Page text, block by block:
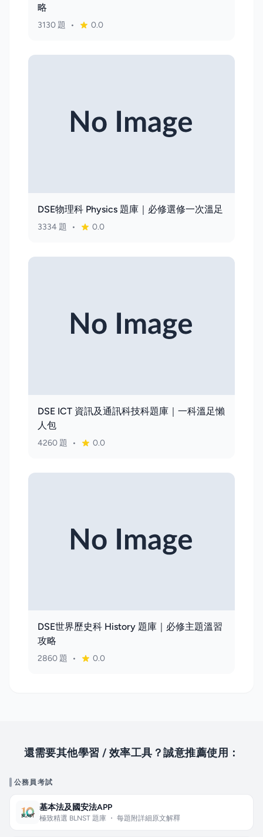
略
3130 題 • 0.0
DSE物理科 Physics 題庫｜必修選修一次溫足
3334 題 • 0.0
DSE ICT 資訊及通訊科技科題庫｜一科溫足懶
人包
4260 題 • 0.0
DSE世界歷史科 History 題庫｜必修主題溫習
攻略
2860 題 • 0.0
還需要其他學習 / 效率工具？誠意推薦使用：
公務員考試
基本法及國安法APP
極致精選 BLNST 題庫 ・ 每題附詳細原文解釋